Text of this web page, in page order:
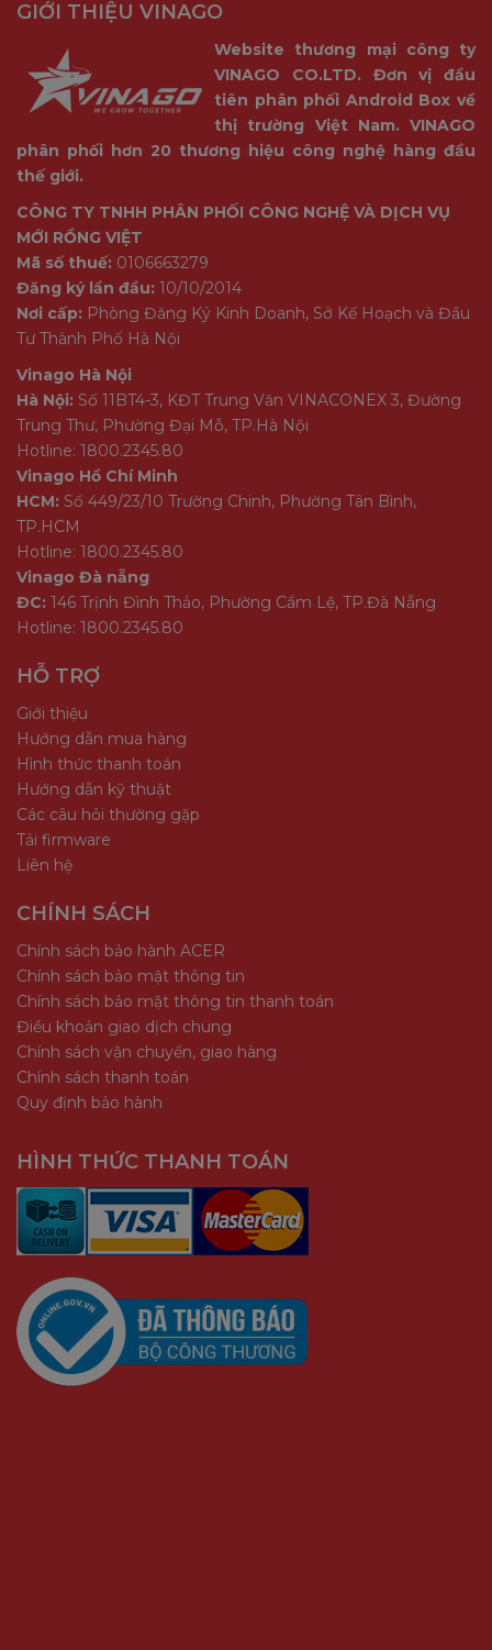
GIỚI THIỆU VINAGO
Website thương mại công ty
VINAGO CO.LTD. Đơn vị đầu
tiên phân phối Android Box về
thị trường Việt Nam. VINAGO
phân phối hơn 20 thương hiệu công nghệ hàng đầu
thế giới.
CÔNG TY TNHH PHÂN PHỐI CÔNG NGHỆ VÀ DỊCH VỤ
MỚI RỒNG VIỆT
Mã số thuế: 0106663279
Đăng ký lần đầu: 10/10/2014
Nơi cấp: Phòng Đăng Ký Kinh Doanh, Sở Kế Hoạch và Đầu
Tư Thành Phố Hà Nội
Vinago Hà Nội
Hà Nội: Số 11BT4-3, KĐT Trung Văn VINACONEX 3, Đường
Trung Thư, Phường Đại Mỗ, TP.Hà Nội
Hotline: 1800.2345.80
Vinago Hồ Chí Minh
HCM: Số 449/23/10 Trường Chinh, Phường Tân Bình,
TP.HCM
Hotline: 1800.2345.80
Vinago Đà nẵng
ĐC: 146 Trịnh Đình Thảo, Phường Cẩm Lệ, TP.Đà Nẵng
Hotline: 1800.2345.80
HỖ TRỢ
Giới thiệu
Hướng dẫn mua hàng
Hình thức thanh toán
Hướng dẫn kỹ thuật
Các câu hỏi thường gặp
Tải firmware
Liên hệ
CHÍNH SÁCH
Chính sách bảo hành ACER
Chính sách bảo mật thông tin
Chính sách bảo mật thông tin thanh toán
Điều khoản giao dịch chung
Chính sách vận chuyển, giao hàng
Chính sách thanh toán
Quy định bảo hành
HÌNH THỨC THANH TOÁN